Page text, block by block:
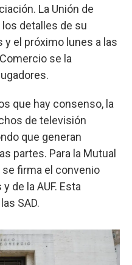
La Unión de
los detalles de su
el próximo lunes a las
se la
que hay consenso, la
de televisión
que generan
partes. Para la Mutual
firma el convenio
de la AUF. Esta
SAD.